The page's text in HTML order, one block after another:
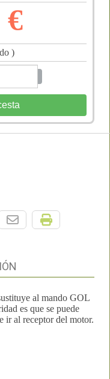
€
)
al mando GOL
es que se puede
ir al receptor del motor.